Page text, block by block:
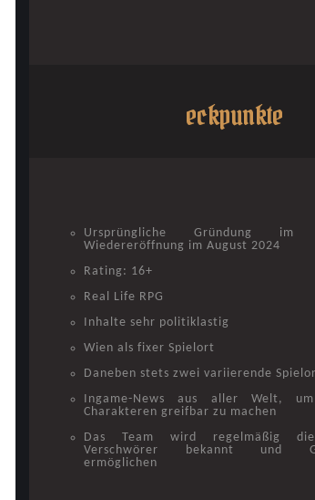
eckpunkte
Ursprüngliche Gründung im
Wiedereröffnung im August 2024
Rating: 16+
Real Life RPG
Inhalte sehr politiklastig
Wien als fixer Spielort
Daneben stets zwei variierende
Ingame-News aus aller Welt,
Charakteren greifbar zu machen
Das Team wird regelmäßig
Verschwörer bekannt und
ermöglichen